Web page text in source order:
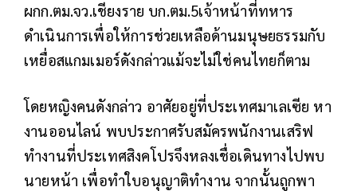
ผกก.ตม.จว.เชียงราย บก.ตม.5เจ้าหน้าที่ทหาร
ดำเนินการเพื่อให้การช่วยเหลือด้านมนุษยธรรมกับ
เหยื่อสแกมเมอร์ดังกล่าวแม้จะไม่ใช่คนไทยก็ตาม
โดยหญิงคนดังกล่าว อาศัยอยู่ที่ประเทศมาเลเซีย หา
งานออนไลน์ พบประกาศรับสมัครพนักงานเสริฟ
ทำงานที่ประเทศสิงคโปรจึงหลงเชื่อเดินทางไปพบ
นายหน้า เพื่อทำใบอนุญาติทำงาน จากนั้นถูกพา